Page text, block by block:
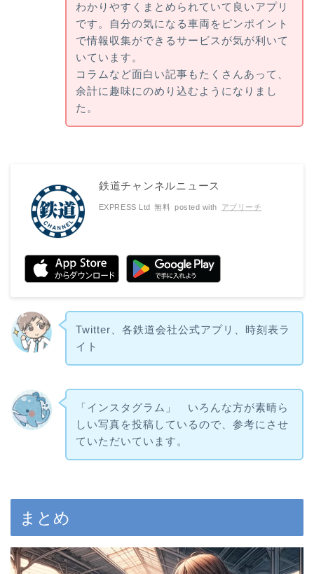
わかりやすくまとめられていて良いアプリ
です。自分の気になる車両をピンポイント
で情報収集ができるサービスが気が利いて
いています。
コラムなど面白い記事もたくさんあって、
余計に趣味にのめり込むようになりまし
た。
鉄道チャンネルニュース
EXPRESS Ltd 無料 posted with アプリーチ
Twitter、各鉄道会社公式アプリ、時刻表ラ
イト
「インスタグラム」 いろんな方が素晴ら
しい写真を投稿しているので、参考にさせ
ていただいています。
まとめ